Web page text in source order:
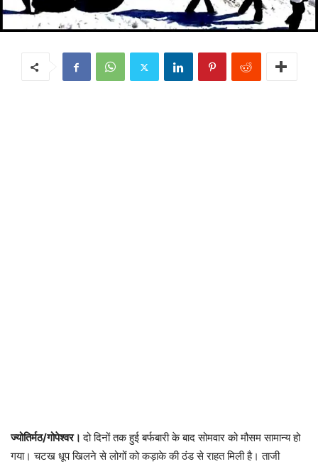
ज्योतिर्मठ/गोपेश्वर।दो दिनों तक हुई बर्फबारी के बाद सोमवार को मौसम सामान्य हो
गया। चटख धूप खिलने से लोगों को कड़ाके की ठंड से राहत मिली है। ताजी